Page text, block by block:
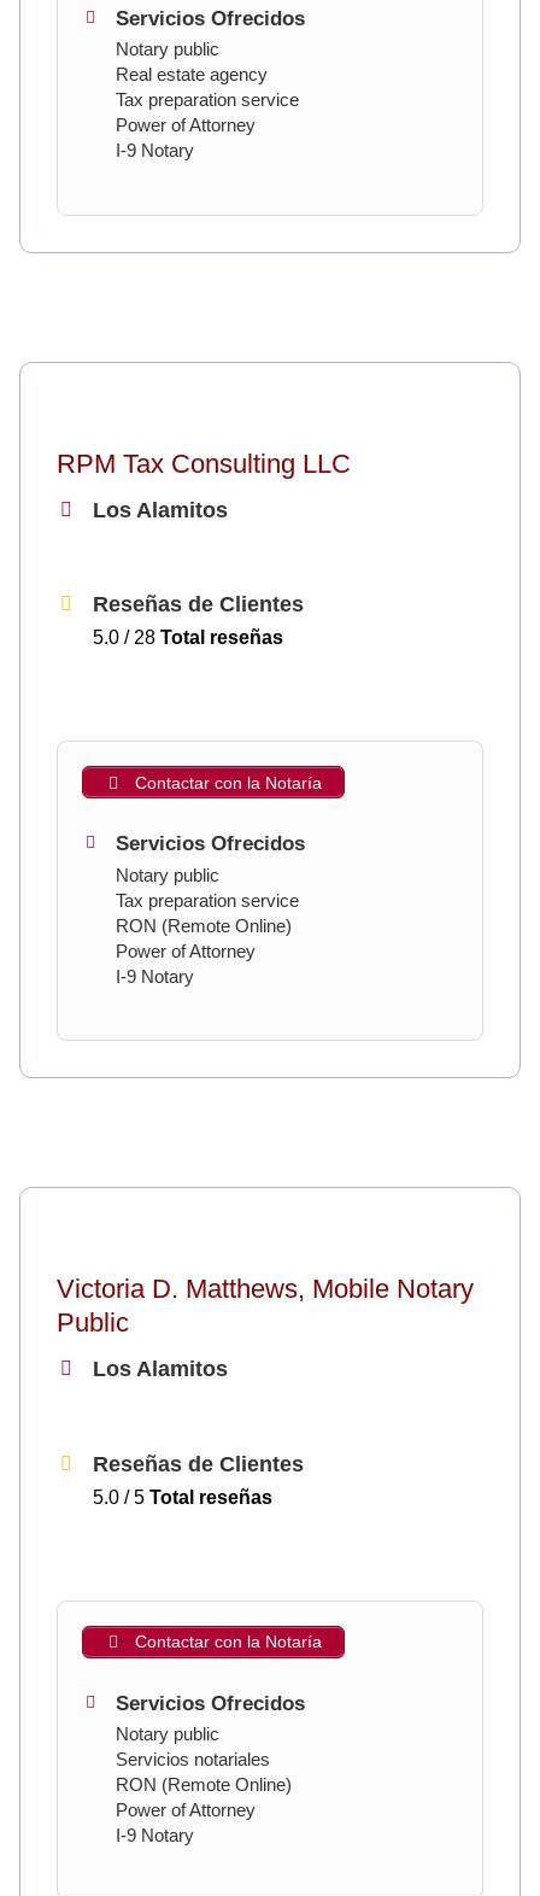
Servicios Ofrecidos
Notary public
Real estate agency
Tax preparation service
Power of Attorney
I-9 Notary
RPM Tax Consulting LLC
Los Alamitos
Reseñas de Clientes
5.0 / 28 Total reseñas
Contactar con la Notaría
Servicios Ofrecidos
Notary public
Tax preparation service
RON (Remote Online)
Power of Attorney
I-9 Notary
Victoria D. Matthews, Mobile Notary
Public
Los Alamitos
Reseñas de Clientes
5.0 / 5 Total reseñas
Contactar con la Notaría
Servicios Ofrecidos
Notary public
Servicios notariales
RON (Remote Online)
Power of Attorney
I-9 Notary